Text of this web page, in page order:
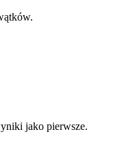
jako pierwsze.